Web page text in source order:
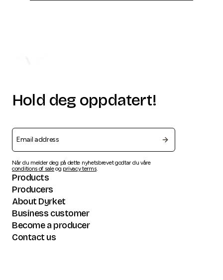
Hold deg oppdatert!
Når du melder deg på dette nyhetsbrevet godtar du våre
conditions of saleog privacy terms.
Products
Producers
About Dyrket
Business customer
Become a producer
Contact us